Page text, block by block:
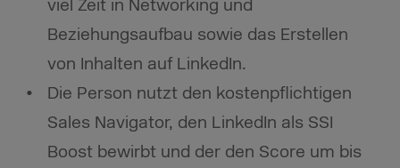
viel Zeit in Networking und
Beziehungsaufbau sowie das Erstellen
von Inhalten auf LinkedIn.
Die Person nutzt den kostenpflichtigen
Sales Navigator, den LinkedIn als SSI
Boost bewirbt und der den Score um bis